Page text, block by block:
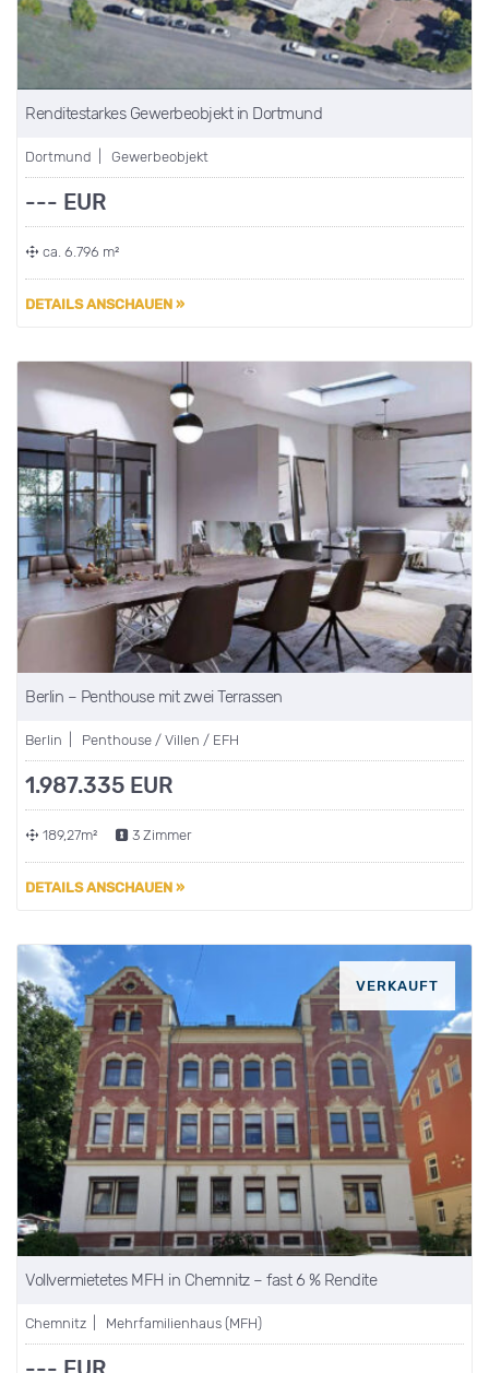
Renditestarkes Gewerbeobjekt in Dortmund
Dortmund | Gewerbeobjekt
--- EUR
ca. 6.796 m²
DETAILS ANSCHAUEN »
Berlin – Penthouse mit zwei Terrassen
Berlin | Penthouse / Villen / EFH
1.987.335 EUR
189,27m² 3 Zimmer
DETAILS ANSCHAUEN »
VERKAUFT
Vollvermietetes MFH in Chemnitz – fast 6 % Rendite
Chemnitz | Mehrfamilienhaus (MFH)